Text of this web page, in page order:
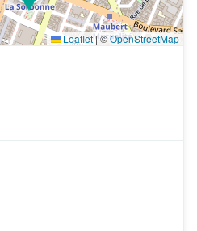
Leaflet|©OpenStreetMap